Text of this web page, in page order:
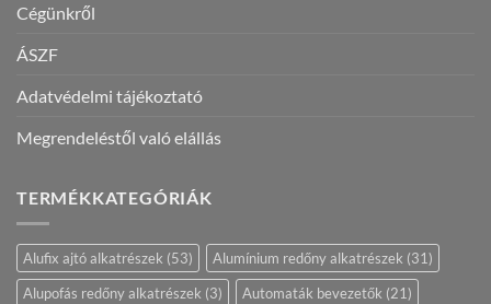
Cégünkről
ÁSZF
Adatvédelmi tájékoztató
Megrendeléstől való elállás
TERMÉKKATEGÓRIÁK
Alufix ajtó alkatrészek (53) Alumínium redőny alkatrészek (31)
Alupofás redőny alkatrészek (3) Automaták bevezetők (21)